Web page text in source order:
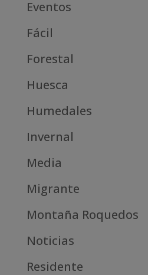
Eventos
Fácil
Forestal
Huesca
Humedales
Invernal
Media
Migrante
Montaña Roquedos
Noticias
Residente